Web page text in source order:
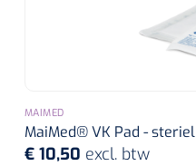
MAIMED
MaiMed® VK Pad - steriel
€ 10,50 excl. btw